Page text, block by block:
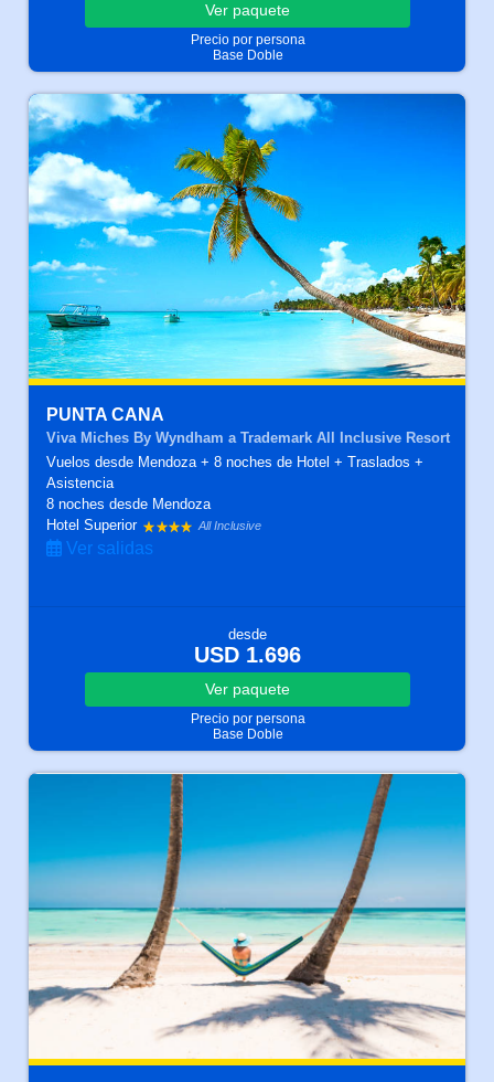
Ver paquete
Precio por persona
Base Doble
PUNTA CANA
Viva Miches By Wyndham a Trademark All Inclusive Resort
Vuelos desde Mendoza + 8 noches de Hotel + Traslados +
Asistencia
8 nochesdesde Mendoza
Hotel Superior
All Inclusive
Ver salidas
desde
USD 1.696
Ver paquete
Precio por persona
Base Doble